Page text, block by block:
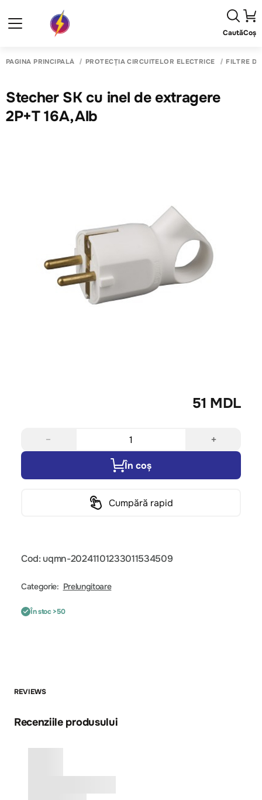
CautăCoș
PAGINA PRINCIPALĂ PROTECȚIA CIRCUITELOR ELECTRICE FILTRE
Stecher SK cu inel de extragere
2P+T 16A,Alb
51 MDL
− +
În coș
Cumpără rapid
Cod: uqmn-20241101233011534509
Categorie: Prelungitoare
În stoc >50
REVIEWS
Recenziile produsului